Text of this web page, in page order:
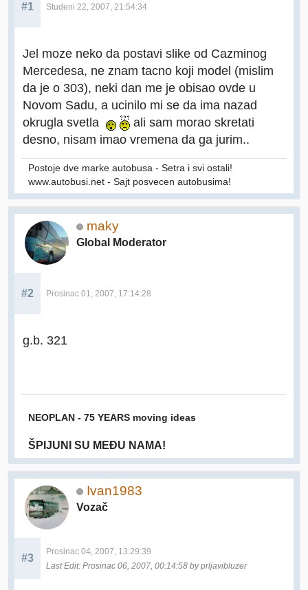
#1 Studeni 22, 2007, 21:54:34
Jel moze neko da postavi slike od Cazminog
Mercedesa, ne znam tacno koji model (mislim
da je o 303), neki dan me je obisao ovde u
Novom Sadu, a ucinilo mi se da ima nazad
okrugla svetla
ali sam morao skretati
desno, nisam imao vremena da ga jurim..
Postoje dve marke autobusa - Setra i svi ostali!
www.autobusi.net - Sajt posvecen autobusima!
maky
Global Moderator
#2 Prosinac 01, 2007, 17:14:28
g.b. 321
NEOPLAN - 75 YEARS moving ideas
ŠPIJUNI SU MEĐU NAMA!
Ivan1983
Vozač
#3
Prosinac 04, 2007, 13:29:39
Last Edit: Prosinac 06, 2007, 00:14:58 by prljavibluzer